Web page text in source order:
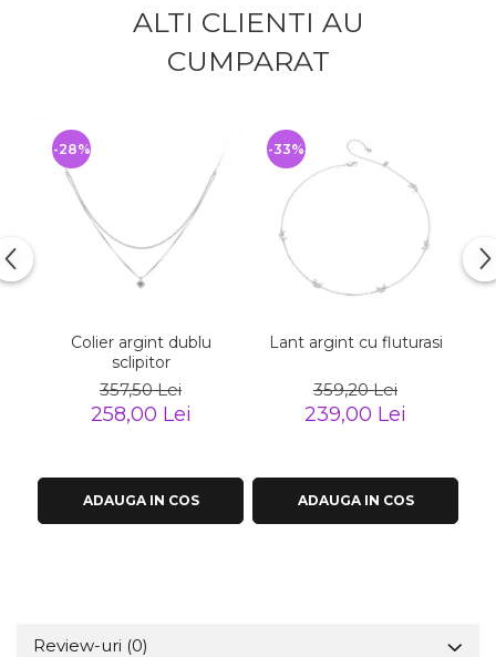
ALTI CLIENTI AU
CUMPARAT
Colier argint dublu
sclipitor
357,50 Lei
258,00 Lei
-28%
ADAUGA IN COS
Lant argint cu fluturasi
359,20 Lei
239,00 Lei
-33%
ADAUGA IN COS
Review-uri (0)